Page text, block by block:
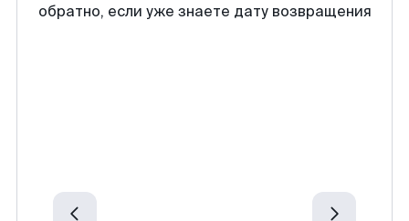
обратно, если уже знаете дату возвращения